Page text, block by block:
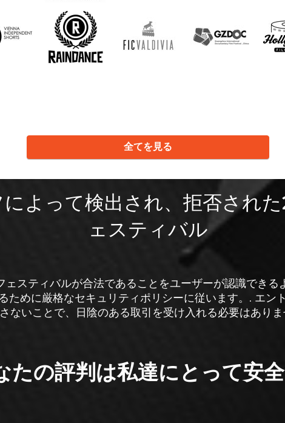
全てを見る
よって検出され、拒否された
ェスティバル
ェスティバルが合法であることをユーザーが認識できる
ために厳格なセキュリティポリシーに従います。. エン
ないことで、日陰のある取引を受け入れる必要はあり
たの評判は私達にとって安